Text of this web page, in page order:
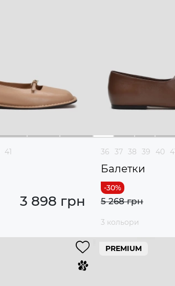
41
3 898 грн
36 37 38 39 40
Балетки
5 268 грн
3 кольори
PREMIUM